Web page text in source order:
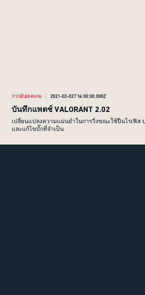
การอัปเดตเกม 2021-02-02T14:00:00.000Z
บันทึกแพตช์ VALORANT 2.02
เปลี่ยนแปลงความแม่นยำในการวิ่งขณะใช้ปืนไรเฟิล
และแก้ไขบั๊กที่จำเป็น